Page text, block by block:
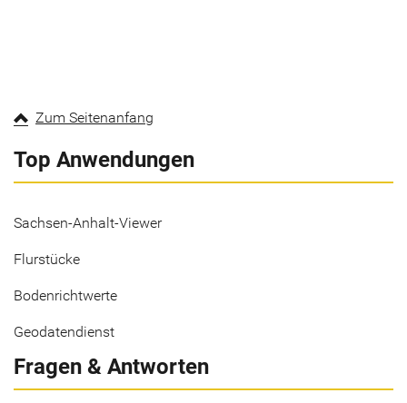
Zum Seitenanfang
Top Anwendungen
Sachsen-Anhalt-Viewer
Flurstücke
Bodenrichtwerte
Geodatendienst
Fragen & Antworten